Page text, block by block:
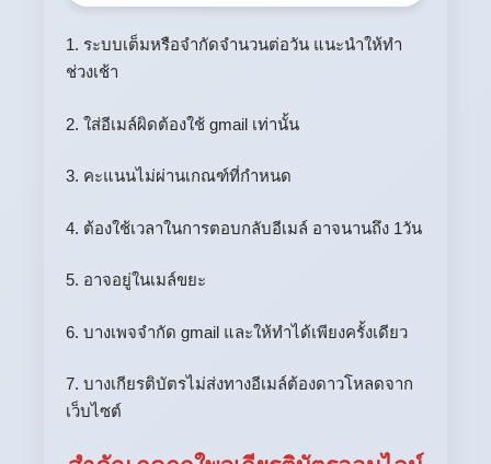
1. ระบบเต็มหรือจำกัดจำนวนต่อวัน แนะนำให้ทำ
ช่วงเช้า
2. ใส่อีเมล์ผิดต้องใช้ gmail เท่านั้น
3. คะแนนไม่ผ่านเกณฑ์ที่กำหนด
4. ต้องใช้เวลาในการตอบกลับอีเมล์ อาจนานถึง 1วัน
5. อาจอยู่ในเมล์ขยะ
6. บางเพจจำกัด gmail และให้ทำได้เพียงครั้งเดียว
7. บางเกียรติบัตรไม่ส่งทางอีเมล์ต้องดาวโหลดจาก
เว็บไซต์